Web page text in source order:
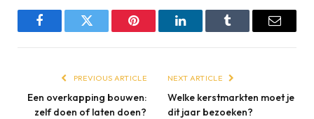
FacebookTwitter Pinterest LinkedInTumblr Email
PREVIOUS ARTICLE
Een overkapping bouwen:
zelf doen of laten doen?
NEXT ARTICLE
Welke kerstmarkten moet je
dit jaar bezoeken?